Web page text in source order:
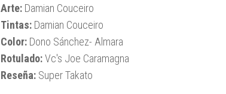
Arte: Damian Couceiro
Tintas: Damian Couceiro
Color: Dono Sánchez- Almara
Rotulado:Vc's Joe Caramagna
Reseña: Super Takato